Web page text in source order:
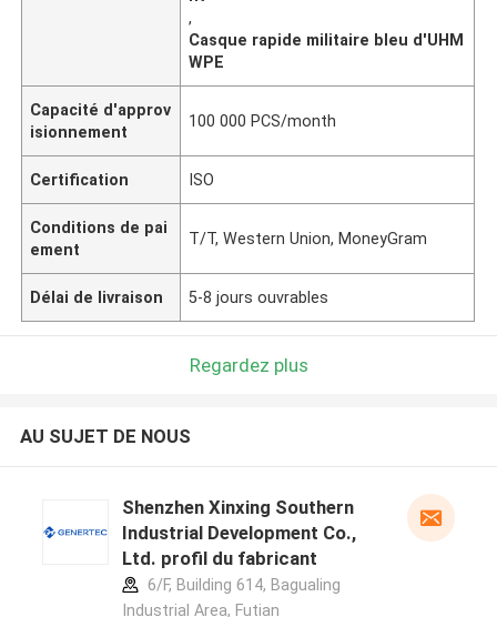
,
Casque rapide militaire bleu d'UHM
WPE
Capacité d'approv
isionnement
100 000 PCS/month
Certification ISO
Conditions de pai
ement
T/T, Western Union, MoneyGram
Délai de livraison 5-8 jours ouvrables
Regardez plus
AU SUJET DE NOUS
Shenzhen Xinxing Southern
Industrial Development Co.,
Ltd. profil du fabricant
6/F, Building 614, Bagualing
Industrial Area, Futian